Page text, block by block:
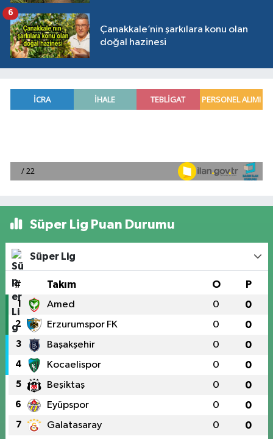
Çanakkale’nin şarkılara konu olan
doğal hazinesi
6
Süper Lig Puan Durumu
Süper Lig
# Takım O P
1 Amed 0 0
2 Erzurumspor FK 0 0
3 Başakşehir 0 0
4 Kocaelispor 0 0
5 Beşiktaş 0 0
6 Eyüpspor 0 0
7 Galatasaray 0 0